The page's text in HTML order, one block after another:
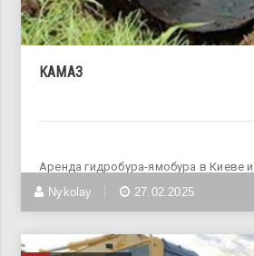
КАМАЗ
Аренда гидробура-ямобура в Киеве
Диаметр отверстий в
Nykolay 27.02.2025